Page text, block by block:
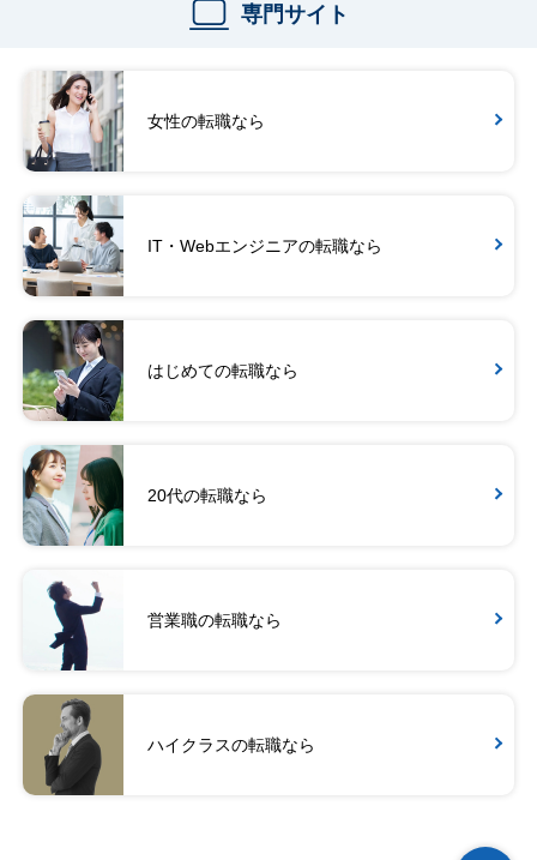
専門サイト
女性の転職なら
IT・Webエンジニアの転職なら
はじめての転職なら
20代の転職なら
営業職の転職なら
ハイクラスの転職なら